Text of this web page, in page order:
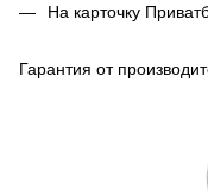
На карточку
Гарантия от